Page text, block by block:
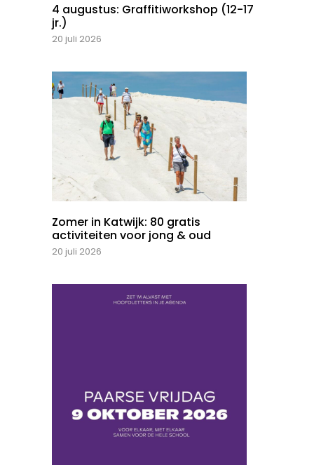
4 augustus: Graffitiworkshop (12-17
jr.)
20 juli 2026
Zomer in Katwijk: 80 gratis
activiteiten voor jong & oud
20 juli 2026